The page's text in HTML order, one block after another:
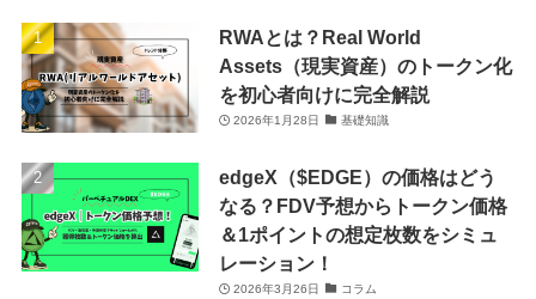
RWAとは？Real World
Assets（現実資産）のトークン化
を初心者向けに完全解説
2026年1月28日 基礎知識
edgeX（$EDGE）の価格はどう
なる？FDV予想からトークン価格
＆1ポイントの想定枚数をシミュ
レーション！
2026年3月26日 コラム